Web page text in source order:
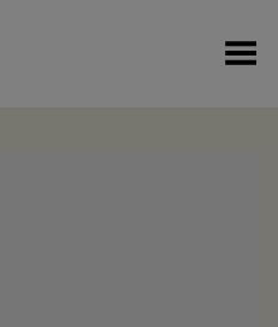
Menú Alterno